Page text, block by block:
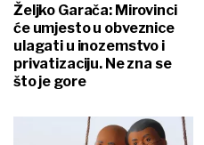
Željko Garača: Mirovinci
će umjesto u obveznice
ulagati u inozemstvo i
privatizaciju. Ne zna se
što je gore